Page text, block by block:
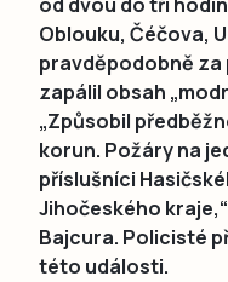
Oblouku, Čéčova,
pravděpodobně
zapálil obsah
„Způsobil
korun. Požáry na
příslušníci
Jihočeského
Bajcura. Policisté
této události.